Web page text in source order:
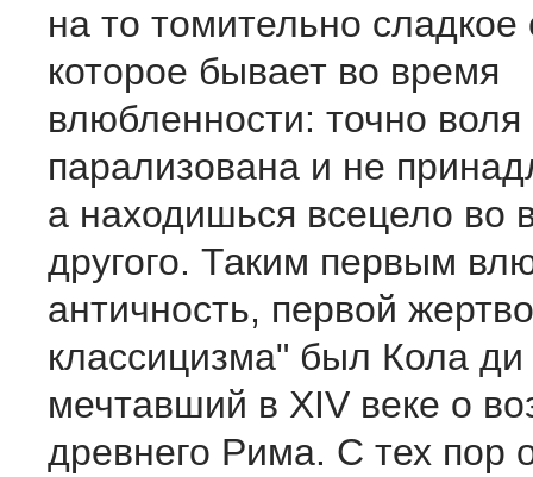
на то томительно сладкое
которое бывает во время
влюбленности: точно воля
парализована и не
а находишься всецело во
другого. Таким первым
античность, первой
классицизма" был Кола
мечтавший в XIV веке о
древнего Рима. С тех пор